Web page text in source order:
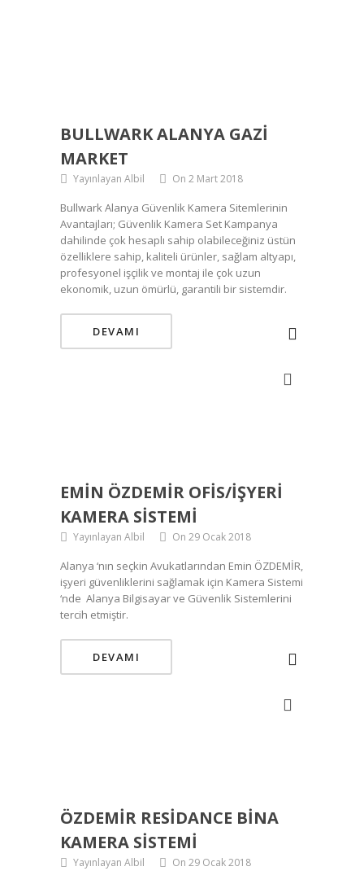
BULLWARK ALANYA GAZI
MARKET
Yayınlayan Albil On 2 Mart 2018
Bullwark Alanya Güvenlik Kamera Sitemlerinin
Avantajları; Güvenlik Kamera Set Kampanya
dahilinde çok hesaplı sahip olabileceğiniz üstün
özelliklere sahip, kaliteli ürünler, sağlam altyapı,
profesyonel işçilik ve montaj ile çok uzun
ekonomik, uzun ömürlü, garantili bir sistemdir.
DEVAMI
EMIN ÖZDEMİR OFIS/IŞYERI
KAMERA SISTEMI
Yayınlayan Albil On 29 Ocak 2018
Alanya ‘nın seçkin Avukatlarından Emin ÖZDEMİR,
işyeri güvenliklerini sağlamak için Kamera Sistemi
‘nde Alanya Bilgisayar ve Güvenlik Sistemlerini
tercih etmiştir.
DEVAMI
ÖZDEMİR RESIDANCE BINA
KAMERA SISTEMI
Yayınlayan Albil On 29 Ocak 2018